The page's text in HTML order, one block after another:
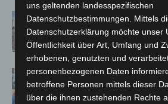
erreicht Halbzeit
Besuchen
Maker Faire
Technik-Wissen
uns geltenden landesspezifischen
Datenschutzbestimmungen. Mittels
Datenschutzerklärung möchte unser
Öffentlichkeit über Art, Umfang und
erhobenen, genutzten und
personenbezogenen Daten
betroffene Personen mittels dieser
über die ihnen zustehenden Rechte